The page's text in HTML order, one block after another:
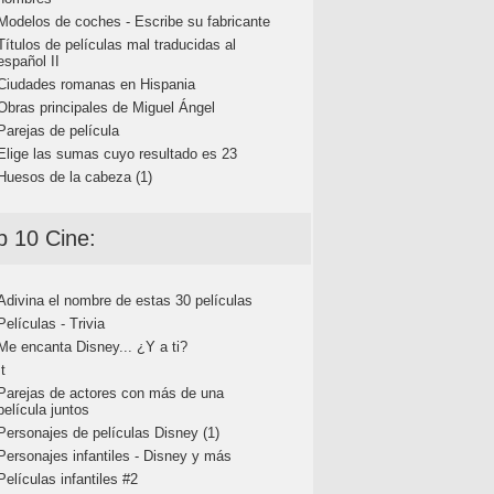
de coches - Escribe su fabricante
de películas mal traducidas al
II
romanas en Hispania
principales de Miguel Ángel
de película
las sumas cuyo resultado es 23
de la cabeza (1)
10 Cine:
el nombre de estas 30 películas
- Trivia
encanta Disney... ¿Y a ti?
de actores con más de una
juntos
de películas Disney (1)
infantiles - Disney y más
infantiles #2